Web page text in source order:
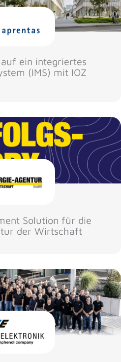
ein integriertes
(IMS) mit IOZ
Solution für die
der Wirtschaft